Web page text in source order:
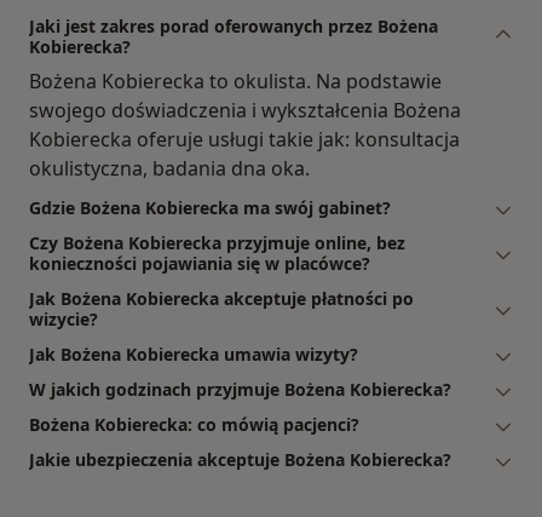
Jaki jest zakres porad oferowanych przez Bożena
Kobierecka?
Bożena Kobierecka to okulista. Na podstawie
swojego doświadczenia i wykształcenia Bożena
Kobierecka oferuje usługi takie jak: konsultacja
okulistyczna, badania dna oka.
Gdzie Bożena Kobierecka ma swój gabinet?
Czy Bożena Kobierecka przyjmuje online, bez
konieczności pojawiania się w placówce?
Jak Bożena Kobierecka akceptuje płatności po
wizycie?
Jak Bożena Kobierecka umawia wizyty?
W jakich godzinach przyjmuje Bożena Kobierecka?
Bożena Kobierecka: co mówią pacjenci?
Jakie ubezpieczenia akceptuje Bożena Kobierecka?